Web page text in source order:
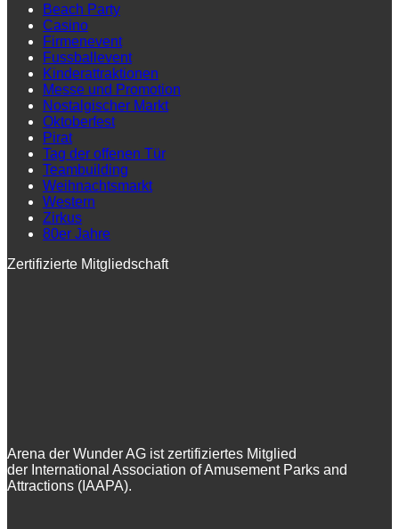
Beach Party
Casino
Firmenevent
Fussballevent
Kinderattraktionen
Messe und Promotion
Nostalgischer Markt
Oktoberfest
Pirat
Tag der offenen Tür
Teambuilding
Weihnachtsmarkt
Western
Zirkus
80er Jahre
Zertifizierte Mitgliedschaft
Arena der Wunder AG ist zertifiziertes Mitglied
der International Association of Amusement Parks and
Attractions (IAAPA).